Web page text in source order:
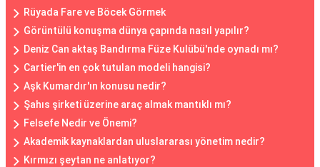
Rüyada Fare ve Böcek Görmek
Görüntülü konuşma dünya çapında nasıl yapılır?
Deniz Can aktaş Bandırma Füze Kulübü'nde oynadı mı?
Cartier'in en çok tutulan modeli hangisi?
Aşk Kumardır'ın konusu nedir?
Şahıs şirketi üzerine araç almak mantıklı mı?
Felsefe Nedir ve Önemi?
Akademik kaynaklardan uluslararası yönetim nedir?
Kırmızı şeytan ne anlatıyor?